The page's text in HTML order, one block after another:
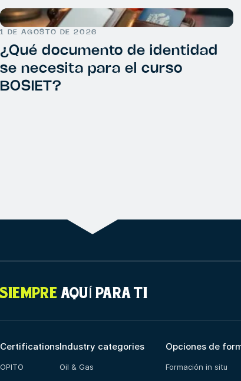
1 DE AGOSTO DE 2026
¿Qué documento de identidad
se necesita para el curso
BOSIET?
SIEMPRE AQUÍ PARA TI
Certifications
OPITO
Industry categories
Oil & Gas
Opciones de
Formación in situ